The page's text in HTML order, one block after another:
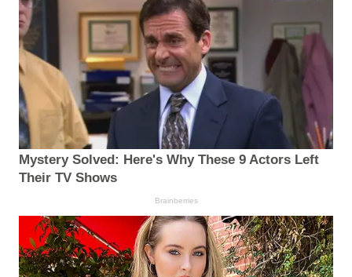
Mystery Solved: Here's Why These 9 Actors Left
Their TV Shows
Brainberries